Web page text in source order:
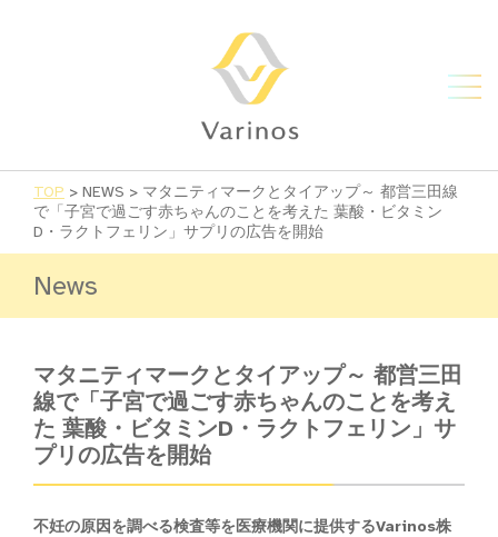
TOP > NEWS > マタニティマークとタイアップ～ 都営三田線
で「子宮で過ごす赤ちゃんのことを考えた 葉酸・ビタミン
D・ラクトフェリン」サプリの広告を開始
News
マタニティマークとタイアップ～ 都営三田
線で「子宮で過ごす赤ちゃんのことを考え
た 葉酸・ビタミンD・ラクトフェリン」サ
プリの広告を開始
不妊の原因を調べる検査等を医療機関に提供するVarinos株